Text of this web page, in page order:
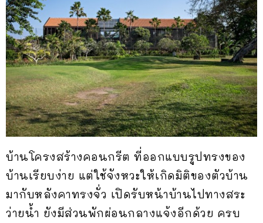
บ้านโครงสร้างคอนกรีต ที่ออกแบบรูปทรงของ
บ้านเรียบง่าย แต่ใช้จังหวะให้เกิดมิติของตัวบ้าน
มากับหลังคาทรงจั่ว เปิดรับหน้าบ้านไปทางสระ
ว่ายน้ำ ยังมีส่วนพักผ่อนกลางแจ้งอีกด้วย ครบ